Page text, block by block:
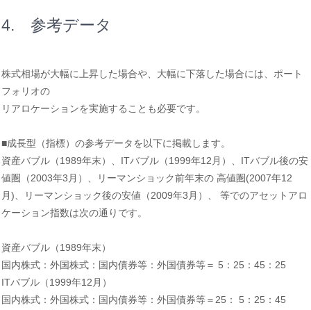
4. 参考データ
株式相場が大幅に上昇した場合や、大幅に下落した場合には、ポート
フォリオの
リアロケーションを実施することも必要です。
■成長型（指標）の参考データを以下に掲載します。
資産バブル（1989年末）、ITバブル（1999年12月）、ITバブル後の安
値圏（2003年3月）、リーマンショック前年末の 高値圏(2007年12
月)、リーマンショック後の安値（2009年3月）、 等でのアセットアロ
ケーション指数は次の通りです。
資産バブル（1989年末）
国内株式：外国株式：国内債券等：外国債券等＝ 5：25：45：25
ITバブル（1999年12月）
国内株式：外国株式：国内債券等：外国債券等＝25： 5：25：45